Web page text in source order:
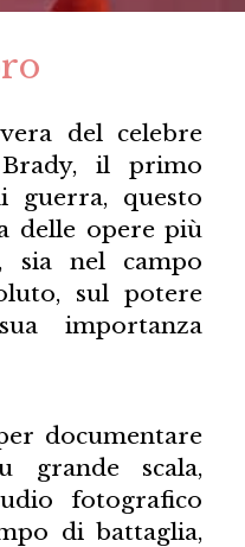
del celebre
il primo
guerra, questo
delle opere più
sia nel campo
sul potere
importanza
documentare
grande scala,
fotografico
di battaglia,